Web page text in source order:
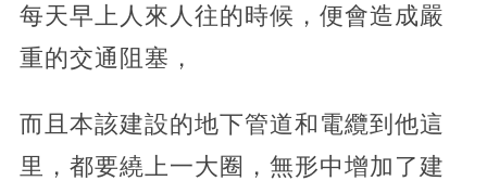
每天早上人來人往的時候，便會造成嚴
重的交通阻塞，
而且本該建設的地下管道和電纜到他這
里，都要繞上一大圈，無形中增加了建